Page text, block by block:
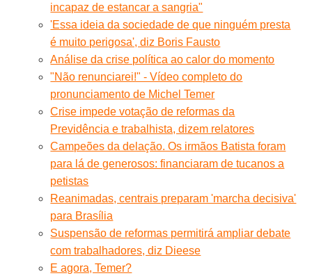
incapaz de estancar a sangria"
'Essa ideia da sociedade de que ninguém presta
é muito perigosa', diz Boris Fausto
Análise da crise política ao calor do momento
"Não renunciarei!" - Vídeo completo do
pronunciamento de Michel Temer
Crise impede votação de reformas da
Previdência e trabalhista, dizem relatores
Campeões da delação. Os irmãos Batista foram
para lá de generosos: financiaram de tucanos a
petistas
Reanimadas, centrais preparam 'marcha decisiva'
para Brasília
Suspensão de reformas permitirá ampliar debate
com trabalhadores, diz Dieese
E agora, Temer?